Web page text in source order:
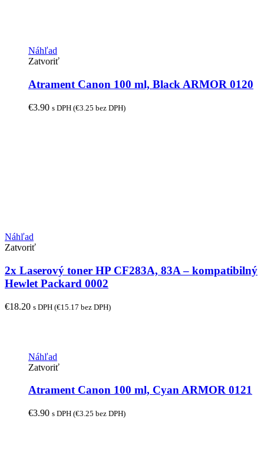
Náhľad
Zatvoriť
Atrament Canon 100 ml, Black ARMOR 0120
€3.90 s DPH (€3.25 bez DPH)
Náhľad
Zatvoriť
Atrament Canon 100 ml, Cyan ARMOR 0121
€3.90 s DPH (€3.25 bez DPH)
Náhľad
Zatvoriť
2x Laserový toner HP CF283A, 83A – kompatibilný
Hewlet Packard 0002
€18.20 s DPH (€15.17 bez DPH)